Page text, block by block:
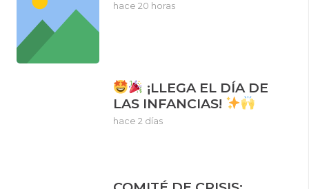
hace 20 horas
¡LLEGA EL DÍA DE
LAS INFANCIAS!
hace 2 días